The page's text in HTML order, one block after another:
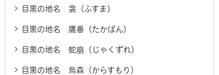
目黒の地名 衾（ふすま）
目黒の地名 鷹番（たかばん）
目黒の地名 蛇崩（じゃくずれ）
目黒の地名 烏森（からすもり）